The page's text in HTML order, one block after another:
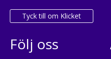
Tyck till om Klicket
Följ oss